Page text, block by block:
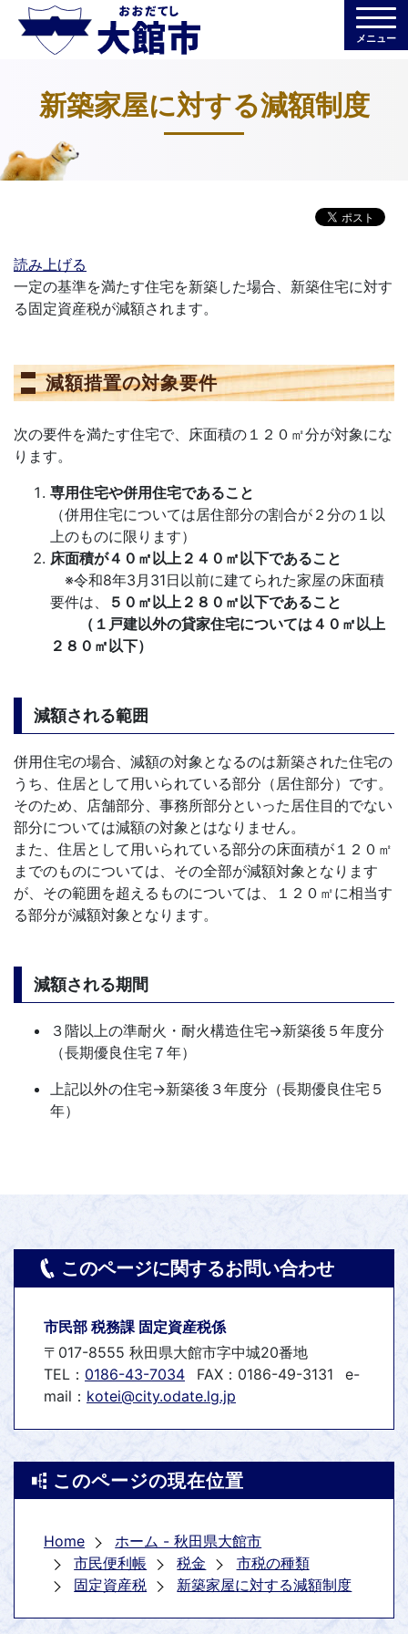
メニュー
新築家屋に対する減額制度
読み上げる
一定の基準を満たす住宅を新築した場合、新築住宅に対す
る固定資産税が減額されます。
減額措置の対象要件
次の要件を満たす住宅で、床面積の１２０㎡分が対象にな
ります。
専用住宅や併用住宅であること
（併用住宅については居住部分の割合が２分の１以
上のものに限ります）
床面積が４０㎡以上２４０㎡以下であること
※令和8年3月31日以前に建てられた家屋の床面積
要件は、
５０㎡以上２８０㎡以下であること
（１戸建以外の貸家住宅については４０㎡以上
２８０㎡以下）
減額される範囲
併用住宅の場合、減額の対象となるのは新築された住宅の
うち、住居として用いられている部分（居住部分）です。
そのため、店舗部分、事務所部分といった居住目的でない
部分については減額の対象とはなりません。
また、住居として用いられている部分の床面積が１２０㎡
までのものについては、その全部が減額対象となります
が、その範囲を超えるものについては、１２０㎡に相当す
る部分が減額対象となります。
減額される期間
３階以上の準耐火・耐火構造住宅→新築後５年度分
（長期優良住宅７年）
上記以外の住宅→新築後３年度分（長期優良住宅５
年）
このページに関するお問い合わせ
市民部 税務課 固定資産税係
〒017-8555 秋田県大館市字中城20番地
TEL： 0186-43-7034 FAX：0186-49-3131
e-
mail： kotei@city.odate.lg.jp
このページの現在位置
Home
ホーム - 秋田県大館市
市民便利帳
税金
市税の種類
固定資産税
新築家屋に対する減額制度